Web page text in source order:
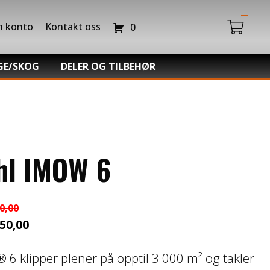
konto Kontakt oss 0
Du har ingen produkter i handlekurven.
SKOG
DELER OG TILBEHØR
IMOW 6
6 klipper plener på opptil 3 000 m² og takler